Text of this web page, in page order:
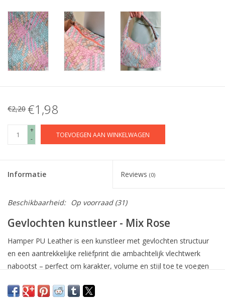
€2,20 €1,98
+
-
TOEVOEGEN AAN WINKELWAGEN
Informatie Reviews (0)
Beschikbaarheid: Op voorraad(31)
Gevlochten kunstleer - Mix Rose
Hamper PU Leather is een kunstleer met gevlochten structuur
en een aantrekkelijke reliëfprint die ambachtelijk vlechtwerk
nabootst – perfect om karakter, volume en stijl toe te voegen
En de klassieke leerkleur – warm, tijdloos en makkelijk te